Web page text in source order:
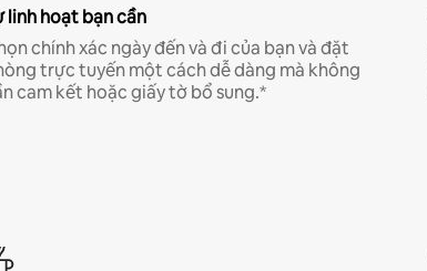
linh hoạt bạn cần
chính xác ngày đến và đi của bạn và đặt
trực tuyến một cách dễ dàng mà không
cam kết hoặc giấy tờ bổ sung.*